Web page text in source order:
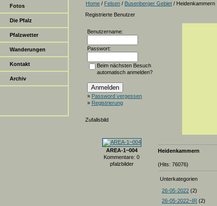
Fotos
Die Pfalz
Pfalzwetter
Wanderungen
Kontakt
Archiv
Home / Felsen / Busenberger Gebiet / Heidenkammern
Registrierte Benutzer
Benutzername:
Passwort:
Beim nächsten Besuch
automatisch anmelden?
» Password vergessen
» Registrierung
Zufallsbild
AREA-1~004
Kommentare: 0
pfalzbilder
Heidenkammern
(Hits: 76076)
Unterkategorien
26-05-2022 (2)
26-05-2022~IR (2)